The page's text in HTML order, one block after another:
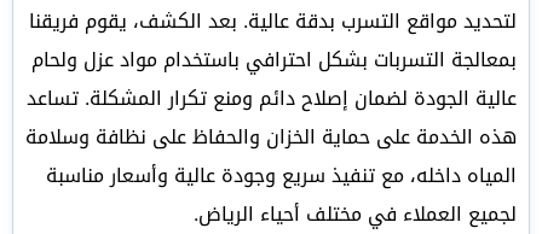
لتحديد مواقع التسرب بدقة عالية. بعد الكشف، يقوم فريقنا
بمعالجة التسربات بشكل احترافي باستخدام مواد عزل ولحام
عالية الجودة لضمان إصلاح دائم ومنع تكرار المشكلة. تساعد
هذه الخدمة على حماية الخزان والحفاظ على نظافة وسلامة
المياه داخله، مع تنفيذ سريع وجودة عالية وأسعار مناسبة
لجميع العملاء في مختلف أحياء الرياض.